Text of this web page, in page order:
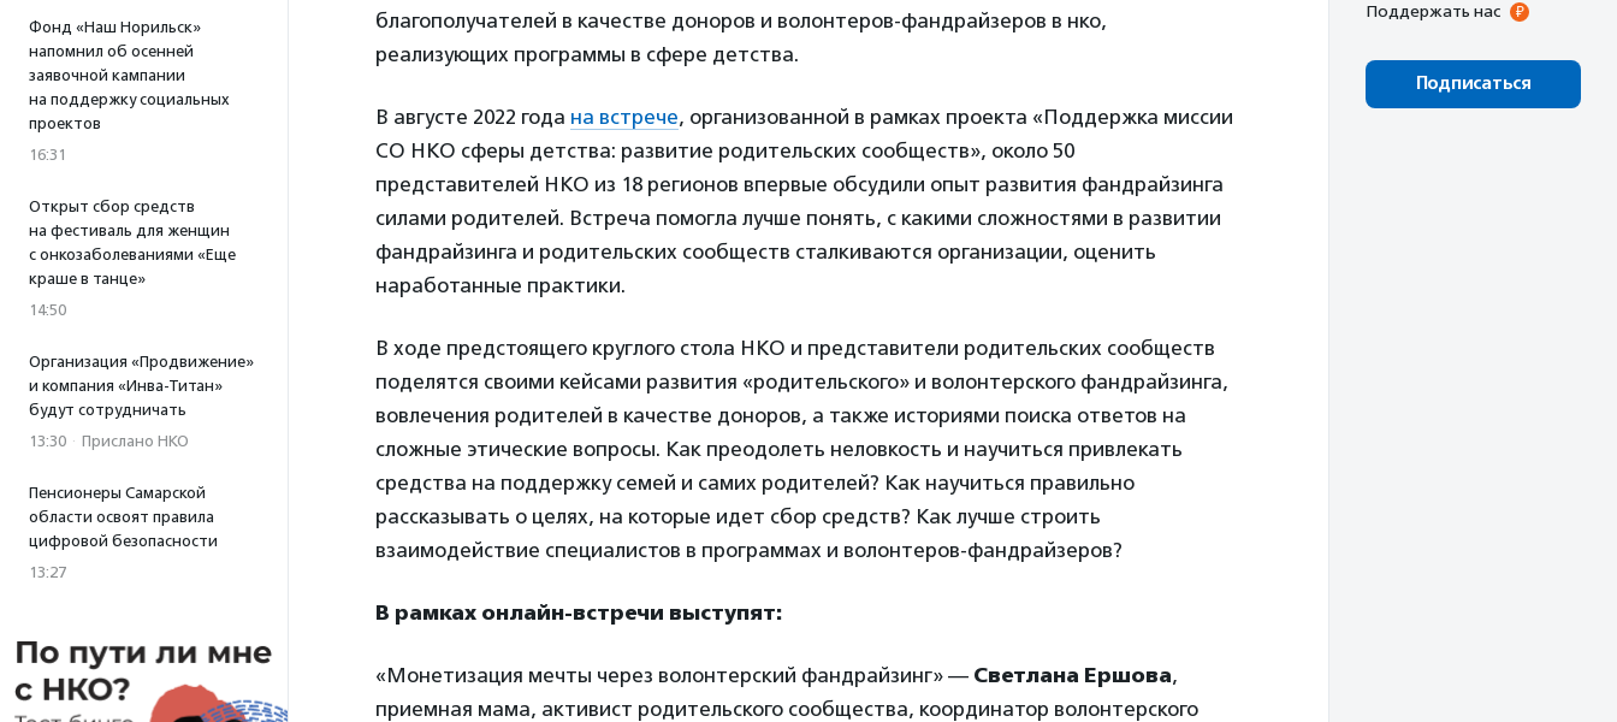
Фонд «Наш Норильск»
напомнил об осенней
заявочной кампании
на поддержку социальных
проектов
16:31
Открыт сбор средств
на фестиваль для женщин
с онкозаболеваниями «Еще
краше в танце»
14:50
Организация «Продвижение»
и компания «Инва-Титан»
будут сотрудничать
13:30 · Прислано НКО
Пенсионеры Самарской
области освоят правила
цифровой безопасности
13:27
благополучателей в качестве доноров и волонтеров-фандрайзеров в нко,
реализующих программы в сфере детства.
В августе 2022 года на встрече, организованной в рамках проекта «Поддержка миссии
СО НКО сферы детства: развитие родительских сообществ», около 50
представителей НКО из 18 регионов впервые обсудили опыт развития фандрайзинга
силами родителей. Встреча помогла лучше понять, с какими сложностями в развитии
фандрайзинга и родительских сообществ сталкиваются организации, оценить
наработанные практики.
В ходе предстоящего круглого стола НКО и представители родительских сообществ
поделятся своими кейсами развития «родительского» и волонтерского фандрайзинга,
вовлечения родителей в качестве доноров, а также историями поиска ответов на
сложные этические вопросы. Как преодолеть неловкость и научиться привлекать
средства на поддержку семей и самих родителей? Как научиться правильно
рассказывать о целях, на которые идет сбор средств? Как лучше строить
взаимодействие специалистов в программах и волонтеров-фандрайзеров?
В рамках онлайн-встречи выступят:
«Монетизация мечты через волонтерский фандрайзинг» — Светлана Ершова,
приемная мама, активист родительского сообщества, координатор волонтерского
Поддержать нас
Подписаться